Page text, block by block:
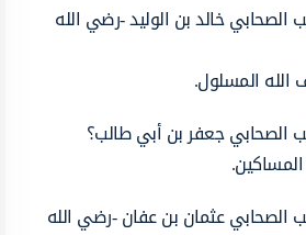
الصحابي خالد بن الوليد -رضي الله
المسلول.
الصحابي جعفر بن أبي طالب؟
الصحابي عثمان بن عفان -رضي الله